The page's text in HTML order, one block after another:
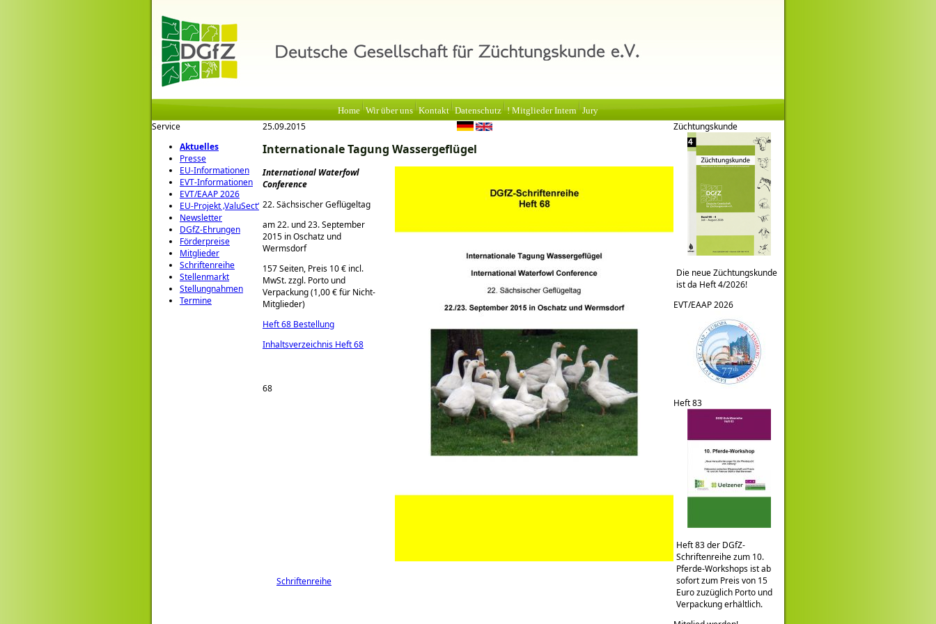
Home Wir über uns Kontakt Datenschutz ! Mitglieder Intern Jury
Service
Aktuelles
Presse
EU-Informationen
EVT-Informationen
EVT/EAAP 2026
EU-Projekt ‚ValuSect‘
Newsletter
DGfZ-Ehrungen
Förderpreise
Mitglieder
Schriftenreihe
Stellenmarkt
Stellungnahmen
Termine
25.09.2015
Internationale Tagung Wassergeflügel
International Waterfowl
Conference
22. Sächsischer Geflügeltag
am 22. und 23. September
2015 in Oschatz und
Wermsdorf
157 Seiten, Preis 10 € incl.
MwSt. zzgl. Porto und
Verpackung (1,00 € für Nicht-
Mitglieder)
Heft 68 Bestellung
Inhaltsverzeichnis Heft 68
68
Schriftenreihe
Züchtungskunde
Die neue Züchtungskunde
ist da Heft 4/2026!
EVT/EAAP 2026
Heft 83
Heft 83 der DGfZ-
Schriftenreihe zum 10.
Pferde-Workshops ist ab
sofort zum Preis von 15
Euro zuzüglich Porto und
Verpackung erhältlich.